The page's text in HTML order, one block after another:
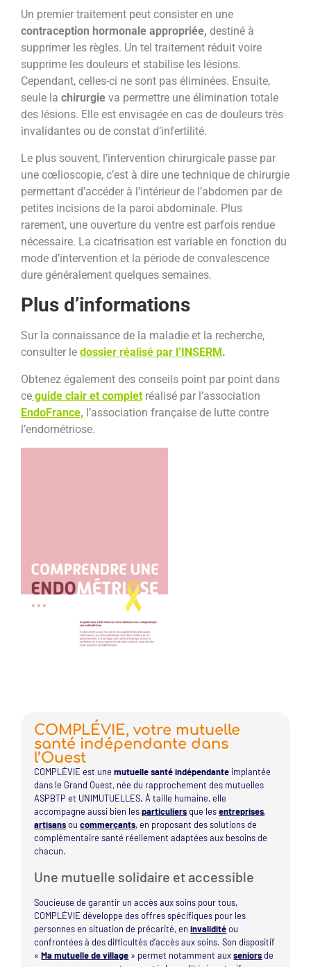
Un premier traitement peut consister en une
contraception hormonale appropriée, destiné à
supprimer les règles. Un tel traitement réduit voire
supprime les douleurs et stabilise les lésions.
Cependant, celles-ci ne sont pas éliminées. Ensuite,
seule la chirurgie va permettre une élimination totale
des lésions. Elle est envisagée en cas de douleurs très
invalidantes ou de constat d’infertilité.
Le plus souvent, l’intervention chirurgicale passe par
une cœlioscopie, c’est à dire une technique de chirurgie
permettant d’accéder à l’intérieur de l’abdomen par de
petites incisions de la paroi abdominale. Plus
rarement, une ouverture du ventre est parfois rendue
nécessaire. La cicatrisation est variable en fonction du
mode d’intervention et la période de convalescence
dure généralement quelques semaines.
Plus d’informations
Sur la connaissance de la maladie et la recherche,
consulter le dossier réalisé par l’INSERM.
Obtenez également des conseils point par point dans
ce guide clair et complet réalisé par l’association
EndoFrance, l’association française de lutte contre
l’endométriose.
COMPLÉVIE, votre mutuelle
santé indépendante dans
l’Ouest
COMPLÉVIE est unemutuelle santé indépendante implantée
dans le Grand Ouest, née du rapprochement des mutuelles
ASPBTP et UNIMUTUELLES. À taille humaine, elle
accompagne aussi bien lesparticuliersque lesentreprises,
artisansoucommerçants, en proposant des solutions de
complémentaire santé réellement adaptées aux besoins de
chacun.
Une mutuelle solidaire et accessible
Soucieuse de garantir un accès aux soins pour tous,
COMPLÉVIE développe des offres spécifiques pour les
personnes en situation de précarité, eninvaliditéou
confrontées à des difficultés d’accès aux soins. Son dispositif
«Ma mutuelle de village » permet notamment auxseniorsde